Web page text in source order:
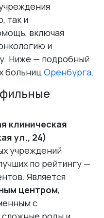
так и
включая
и
Ниже — подробный
больницОренбурга.
клиническая
ул., 24)
учреждений
по рейтингу —
Является
центром,
с